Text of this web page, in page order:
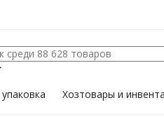
Хозтоварыи